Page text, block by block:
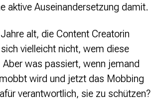
aktive Auseinandersetzung damit.
alt, die Content Creatorin
vielleicht nicht, wem diese
was passiert, wenn jemand
wird und jetzt das Mobbing
verantwortlich, sie zu schützen?